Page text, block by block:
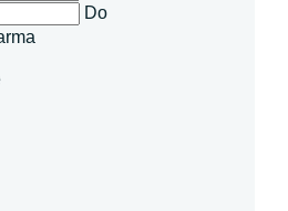
Do